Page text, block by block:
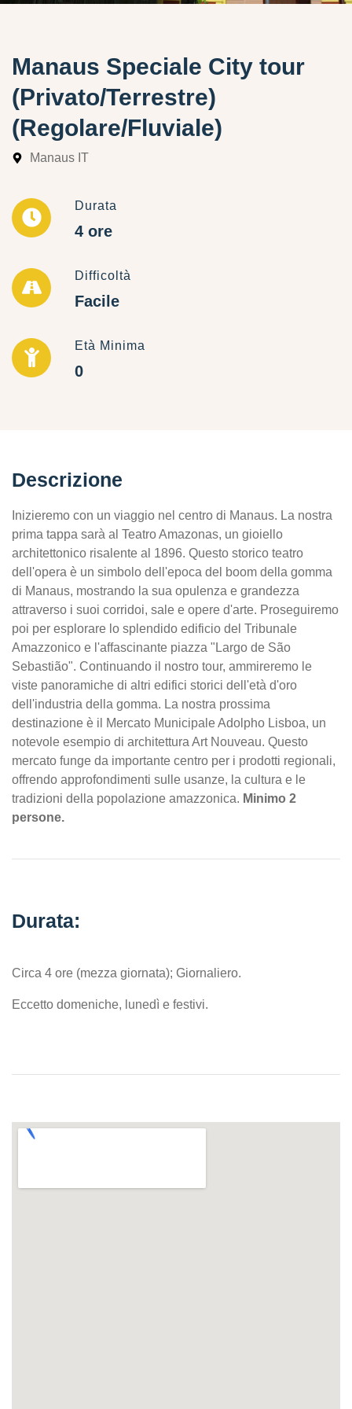
Manaus Speciale City tour
(Privato/Terrestre)
(Regolare/Fluviale)
Manaus IT
Durata
4 ore
Difficoltà
Facile
Età Minima
0
Descrizione
Inizieremo con un viaggio nel centro di Manaus. La nostra
prima tappa sarà al Teatro Amazonas, un gioiello
architettonico risalente al 1896. Questo storico teatro
dell'opera è un simbolo dell'epoca del boom della gomma
di Manaus, mostrando la sua opulenza e grandezza
attraverso i suoi corridoi, sale e opere d'arte. Proseguiremo
poi per esplorare lo splendido edificio del Tribunale
Amazzonico e l'affascinante piazza "Largo de São
Sebastião". Continuando il nostro tour, ammireremo le
viste panoramiche di altri edifici storici dell'età d'oro
dell'industria della gomma. La nostra prossima
destinazione è il Mercato Municipale Adolpho Lisboa, un
notevole esempio di architettura Art Nouveau. Questo
mercato funge da importante centro per i prodotti regionali,
offrendo approfondimenti sulle usanze, la cultura e le
tradizioni della popolazione amazzonica. Minimo 2
persone.
Durata:
Circa 4 ore (mezza giornata); Giornaliero.
Eccetto domeniche, lunedì e festivi.